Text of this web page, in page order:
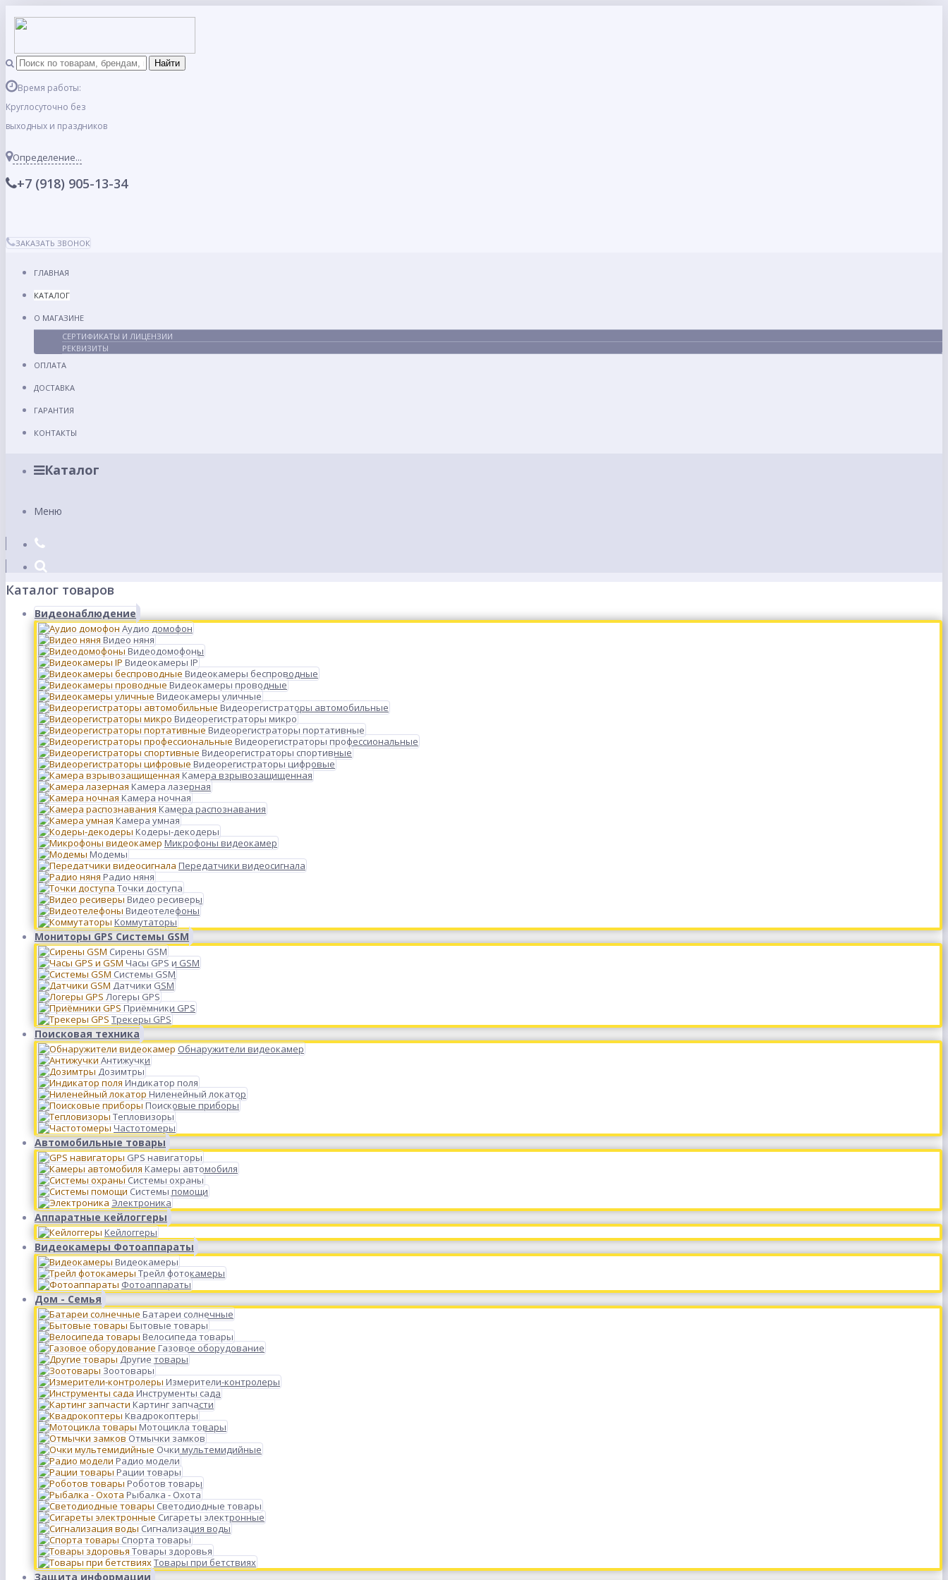
Время работы:
Круглосуточно без
выходных и праздников
Определение...
+7 (918) 905-13-34
ЗАКАЗАТЬ ЗВОНОК
ГЛАВНАЯ
КАТАЛОГ
О МАГАЗИНЕ
СЕРТИФИКАТЫ И ЛИЦЕНЗИИ
РЕКВИЗИТЫ
ОПЛАТА
ДОСТАВКА
ГАРАНТИЯ
КОНТАКТЫ
Каталог
Меню
Каталог товаров
Видеонаблюдение
Аудио домофон
Видео няня
Видеодомофоны
Видеокамеры IP
Видеокамеры беспроводные
Видеокамеры проводные
Видеокамеры уличные
Видеорегистраторы автомобильные
Видеорегистраторы микро
Видеорегистраторы портативные
Видеорегистраторы профессиональные
Видеорегистраторы спортивные
Видеорегистраторы цифровые
Камера взрывозащищенная
Камера лазерная
Камера ночная
Камера распознавания
Камера умная
Кодеры-декодеры
Микрофоны видеокамер
Модемы
Передатчики видеосигнала
Радио няня
Точки доступа
Видео ресиверы
Видеотелефоны
Коммутаторы
Мониторы GPS Системы GSM
Сирены GSM
Часы GPS и GSM
Системы GSM
Датчики GSM
Логеры GPS
Приёмники GPS
Трекеры GPS
Поисковая техника
Обнаружители видеокамер
Антижучки
Дозимтры
Индикатор поля
Ниленейный локатор
Поисковые приборы
Тепловизоры
Частотомеры
Автомобильные товары
GPS навигаторы
Камеры автомобиля
Системы охраны
Системы помощи
Электроника
Аппаратные кейлоггеры
Кейлоггеры
Видеокамеры Фотоаппараты
Видеокамеры
Трейл фотокамеры
Фотоаппараты
Дом - Семья
Батареи солнечные
Бытовые товары
Велосипеда товары
Газовое оборудование
Другие товары
Зоотовары
Измерители-контролеры
Инструменты сада
Картинг запчасти
Квадрокоптеры
Мотоцикла товары
Отмычки замков
Очки мультемидийные
Радио модели
Рации товары
Роботов товары
Рыбалка - Охота
Светодиодные товары
Сигареты электронные
Сигнализация воды
Спорта товары
Товары здоровья
Товары при бетствиях
Защита информации